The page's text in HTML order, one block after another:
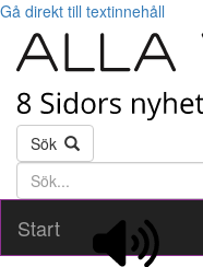
Gå direkt till textinnehåll
Sök
Söktext
Start